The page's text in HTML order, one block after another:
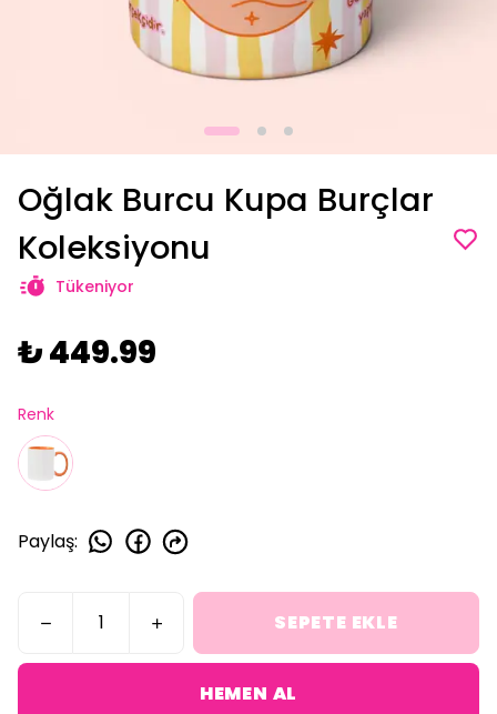
Oğlak Burcu Kupa Burçlar
Koleksiyonu
Tükeniyor
₺ 449.99
Renk
Paylaş:
SEPETE EKLE
HEMEN AL